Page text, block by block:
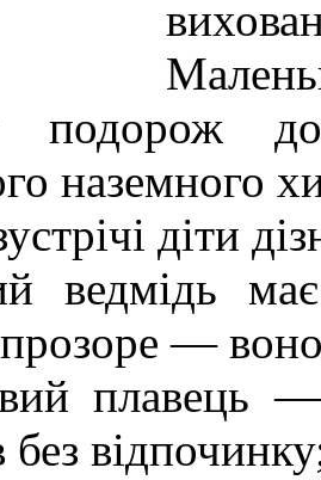
подорож
наземного
діти
ведмідь
—
плавець
без